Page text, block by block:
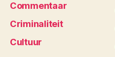
Commentaar
Criminaliteit
Cultuur